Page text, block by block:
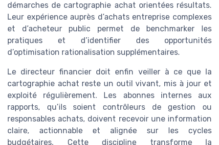
démarches de cartographie achat orientées résultats.
Leur expérience auprès d’achats entreprise complexes
et d’acheteur public permet de benchmarker les
pratiques et d’identifier des opportunités
d’optimisation rationalisation supplémentaires.
Le directeur financier doit enfin veiller à ce que la
cartographie achat reste un outil vivant, mis à jour et
exploité régulièrement. Les abonnes internes aux
rapports, qu’ils soient contrôleurs de gestion ou
responsables achats, doivent recevoir une information
claire, actionnable et alignée sur les cycles
budgétaires. Cette discipline transforme la